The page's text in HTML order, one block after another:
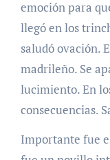
emoción para
llegó en los
saludó ovación.
madrileño. Se
lucimiento. En
consecuencias.
Importante fue